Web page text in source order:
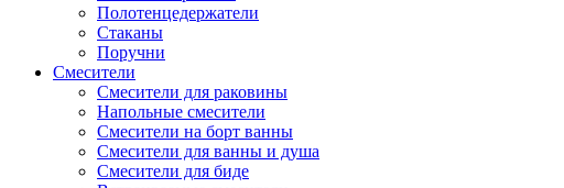
Полотенцедержатели
Стаканы
Поручни
Смесители
Смесители для раковины
Напольные смесители
Смесители на борт ванны
Смесители для ванны и душа
Смесители для биде